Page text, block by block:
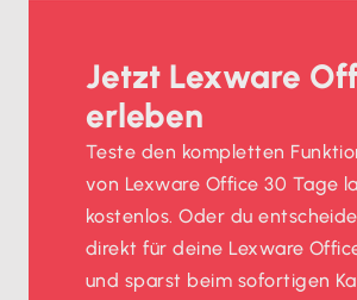
Jetzt Lexware
erleben
Teste den kompletten
von Lexware Office 30 Tage
kostenlos. Oder du
direkt für deine Lexware
und sparst beim sofortigen